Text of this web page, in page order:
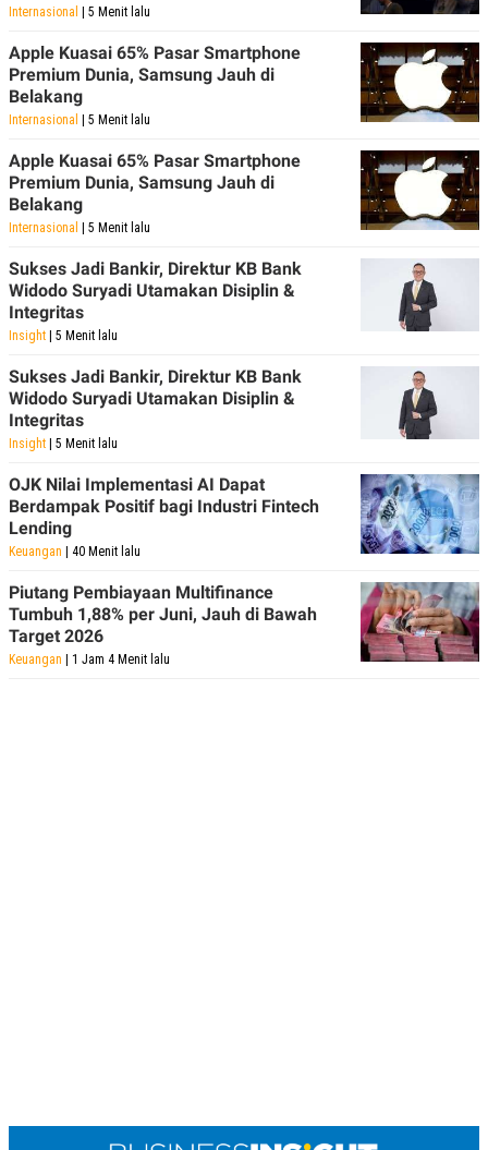
Internasional | 5 Menit lalu
Apple Kuasai 65% Pasar Smartphone
Premium Dunia, Samsung Jauh di
Belakang
Internasional | 5 Menit lalu
Apple Kuasai 65% Pasar Smartphone
Premium Dunia, Samsung Jauh di
Belakang
Internasional | 5 Menit lalu
Sukses Jadi Bankir, Direktur KB Bank
Widodo Suryadi Utamakan Disiplin &
Integritas
Insight | 5 Menit lalu
Sukses Jadi Bankir, Direktur KB Bank
Widodo Suryadi Utamakan Disiplin &
Integritas
Insight | 5 Menit lalu
OJK Nilai Implementasi AI Dapat
Berdampak Positif bagi Industri Fintech
Lending
Keuangan | 40 Menit lalu
Piutang Pembiayaan Multifinance
Tumbuh 1,88% per Juni, Jauh di Bawah
Target 2026
Keuangan | 1 Jam 4 Menit lalu